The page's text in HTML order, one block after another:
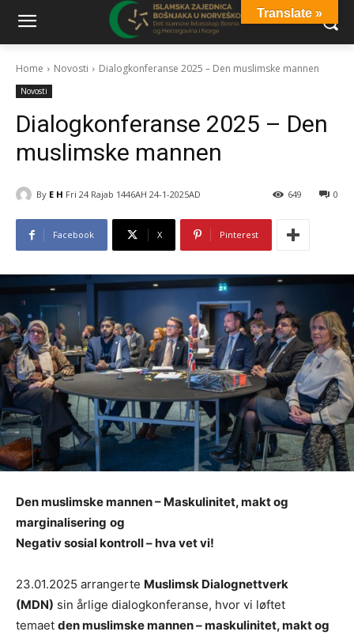
Home Novosti Dialogkonferanse 2025 – Den muslimske mannen
Novosti
Dialogkonferanse 2025 – Den
muslimske mannen
By E H Fri 24 Rajab 1446AH 24-1-2025AD 0
649
Facebook X Pinterest
Den muslimske mannen – Maskulinitet, makt og
marginalisering og
Negativ sosial kontroll – hva vet vi!
23.01.2025 arrangerte Muslimsk Dialognettverk
(MDN) sin årlige dialogkonferanse, hvor vi løftet
temaet den muslimske mannen – maskulinitet, makt og
Translate »